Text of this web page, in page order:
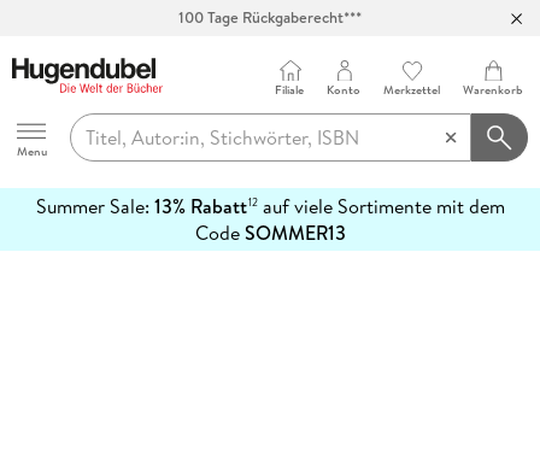
100 Tage Rückgaberecht***
Hugendubel
Menu
Filiale Konto Merkzettel Warenkorb
Summer Sale: 13% Rabatt12auf viele Sortimente mit dem
CodeSOMMER13
erfahren